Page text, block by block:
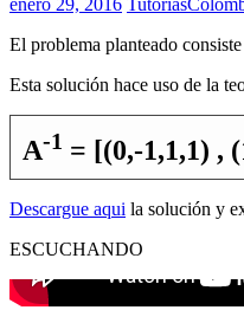
enero 29, 2016
El problema planteado
Esta solución hace uso de la
A-1 = [(0,-1,1,1) ,
Descargue aqui la solución y
ESCUCHANDO